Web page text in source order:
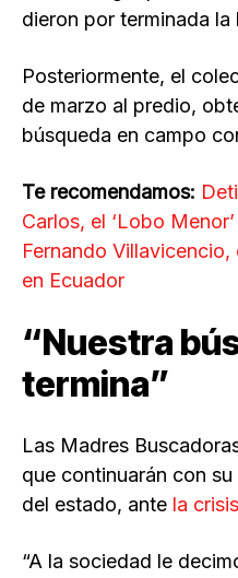
dieron por terminada la
Posteriormente, el
de marzo al predio,
búsqueda en campo
Te recomendamos:
Carlos, el ‘Lobo
Fernando
en Ecuador
“Nuestra
termina”
Las Madres
que continuarán con
del estado, ante la
“A la sociedad le